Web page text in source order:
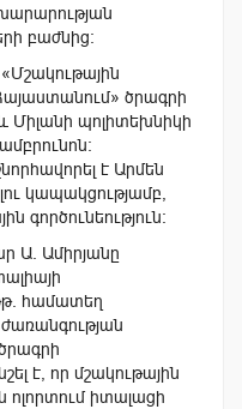
բաժնից:
ծրագրի
պոլիտեխնիկի
է Արմեն
կապակցությամբ,
գործունեություն:
Ա. Ամիրյանը
համատեղ
է, որ մշակութային
իտալացի